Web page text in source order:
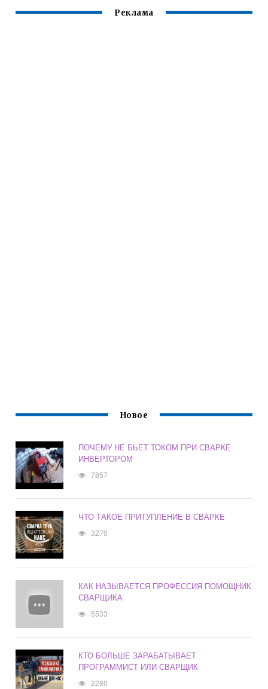
Реклама
Новое
ПОЧЕМУ НЕ БЬЕТ ТОКОМ ПРИ СВАРКЕ
ИНВЕРТОРОМ
7857
ЧТО ТАКОЕ ПРИТУПЛЕНИЕ В СВАРКЕ
3270
КАК НАЗЫВАЕТСЯ ПРОФЕССИЯ ПОМОЩНИК
СВАРЩИКА
5533
КТО БОЛЬШЕ ЗАРАБАТЫВАЕТ
ПРОГРАММИСТ ИЛИ СВАРЩИК
2280